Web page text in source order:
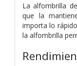
La alfombrilla
que la
importa lo
la alfombrilla